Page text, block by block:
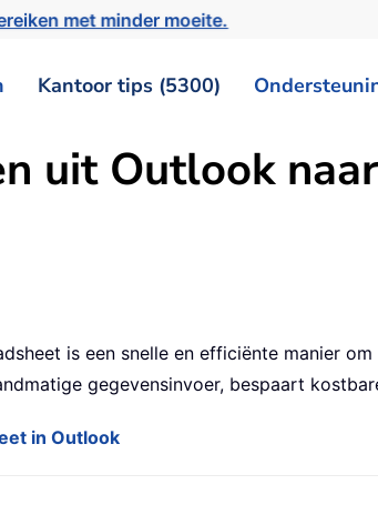
met minder moeite.
Kantoor tips (5300)
uit Outlook
is een snelle en efficiënte manier
gegevensinvoer, bespaart
in Outlook